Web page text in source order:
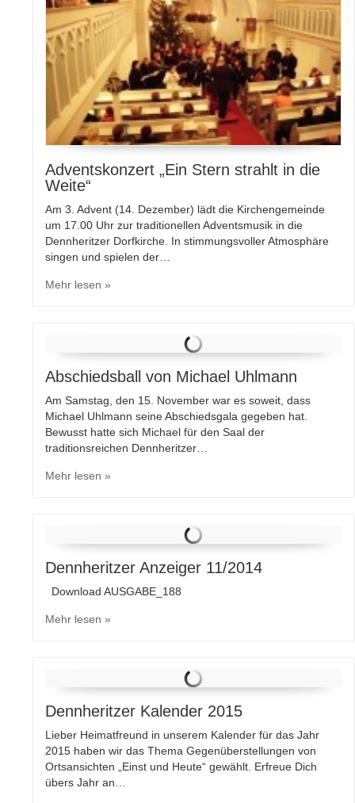
Adventskonzert „Ein Stern strahlt in die
Weite“
Am 3. Advent (14. Dezember) lädt die Kirchengemeinde
um 17.00 Uhr zur traditionellen Adventsmusik in die
Dennheritzer Dorfkirche. In stimmungsvoller Atmosphäre
singen und spielen der…
Mehr lesen »
Abschiedsball von Michael Uhlmann
Am Samstag, den 15. November war es soweit, dass
Michael Uhlmann seine Abschiedsgala gegeben hat.
Bewusst hatte sich Michael für den Saal der
traditionsreichen Dennheritzer…
Mehr lesen »
Dennheritzer Anzeiger 11/2014
Download AUSGABE_188
Mehr lesen »
Dennheritzer Kalender 2015
Lieber Heimatfreund in unserem Kalender für das Jahr
2015 haben wir das Thema Gegenüberstellungen von
Ortsansichten „Einst und Heute“ gewählt. Erfreue Dich
übers Jahr an…